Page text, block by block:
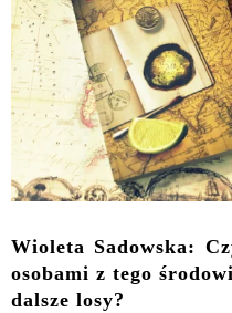
Wioleta Sadowska:
osobami z tego
dalsze losy?